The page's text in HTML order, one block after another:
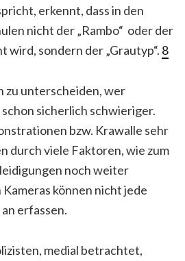
erkennt, dass in den
nicht der „Rambo“ oder der
wird, sondern der „Grautyp“. 8
zu unterscheiden, wer
schon sicherlich schwieriger.
bzw. Krawalle sehr
durch viele Faktoren, wie zum
noch weiter
können nicht jede
erfassen.
medial betrachtet,